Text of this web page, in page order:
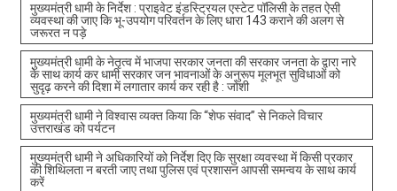
मुख्यमंत्री धामी के निर्देश : प्राइवेट इंडस्ट्रियल एस्टेट पॉलिसी के तहत ऐसी
व्यवस्था की जाए कि भू-उपयोग परिवर्तन के लिए धारा 143 कराने की अलग से
जरूरत न पड़े
मुख्यमंत्री धामी के नेतृत्व में भाजपा सरकार जनता की सरकार जनता के द्वारा नारे
के साथ कार्य कर धामी सरकार जन भावनाओं के अनुरूप मूलभूत सुविधाओं को
सुदृढ़ करने की दिशा में लगातार कार्य कर रही है : जोशी
मुख्यमंत्री धामी ने विश्वास व्यक्त किया कि “शेफ संवाद” से निकले विचार
उत्तराखंड को पर्यटन
मुख्यमंत्री धामी ने अधिकारियों को निर्देश दिए कि सुरक्षा व्यवस्था में किसी प्रकार
की शिथिलता न बरती जाए तथा पुलिस एवं प्रशासन आपसी समन्वय के साथ कार्य
करें